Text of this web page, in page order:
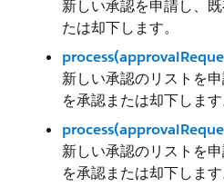
新しい承認を申請し、
たは却下します。
新しい承認のリストを
を承認または却下します
新しい承認のリストを
を承認または却下します